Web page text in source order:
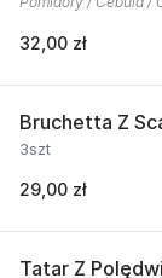
32,00 zł
Bruchetta Z
3szt
29,00 zł
Tatar Z